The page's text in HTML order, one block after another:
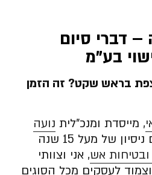
דברי סיום
בע”מ
בראש שקט? זה הזמן
, מייסדת ומנכ”לית נועה
בע”מ. עם ניסיון של מעל 15 שנה
ובטיחות אש, אני וצוותי
לעסקים מכל הסוגים